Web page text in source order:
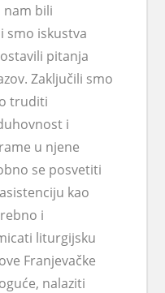
nam bili
smo iskustva
pitanja
Zaključili smo
truditi
i
u njene
se posvetiti
kao
i
liturgijsku
Franjevačke
nalaziti